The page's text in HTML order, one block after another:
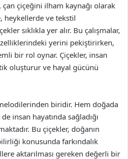
çan çiçeğini ilham kaynağı olarak
heykellerde ve tekstil
sıklıkla yer alır. Bu çalışmalar,
yerini pekiştirirken,
bir rol oynar. Çiçekler, insan
oluşturur ve hayal gücünü
biridir. Hem doğada
insan hayatında sağladığı
Bu çiçekler, doğanın
konusunda farkındalık
aktarılması gereken değerli bir